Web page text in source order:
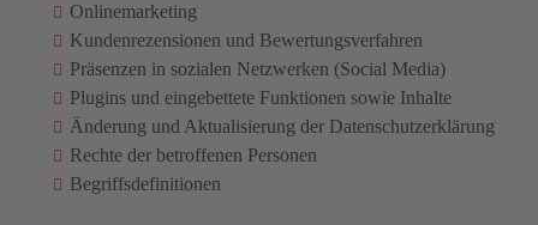
Onlinemarketing
Kundenrezensionen und Bewertungsverfahren
Präsenzen in sozialen Netzwerken (Social Media)
Plugins und eingebettete Funktionen sowie Inhalte
Änderung und Aktualisierung der Datenschutzerklärung
Rechte der betroffenen Personen
Begriffsdefinitionen